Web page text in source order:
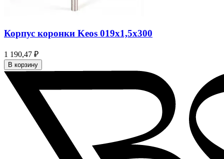
Корпус коронки Keos 019x1,5x300
1 190,47 ₽
В корзину